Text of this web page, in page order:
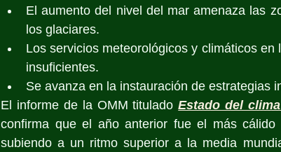
El aumento del nivel del mar amenaza las
los glaciares.
Los servicios meteorológicos y climáticos
insuficientes.
Se avanza en la instauración de estrategias
El informe de la OMM titulado Estado del
confirma que el año anterior fue el más
subiendo a un ritmo superior a la media